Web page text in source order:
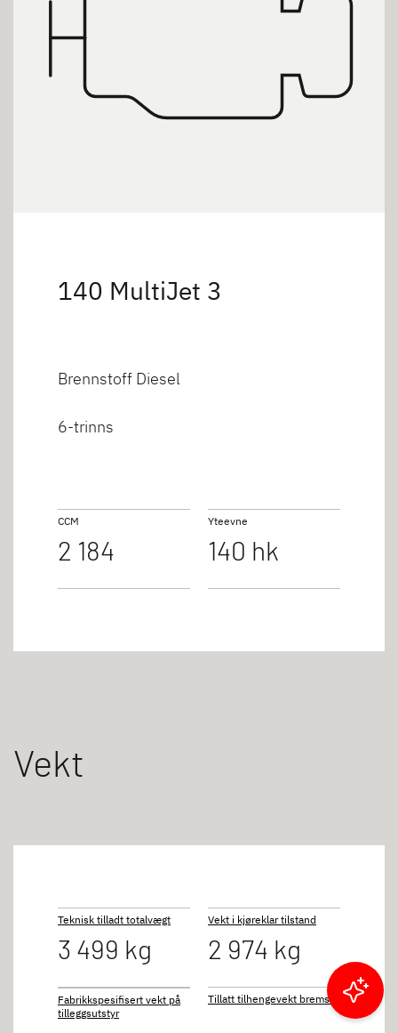
140 MultiJet 3
Brennstoff Diesel
6-trinns
CCM
2 184
Yteevne
140 hk
Vekt
Teknisk tilladt totalvægt
3 499 kg
Vekt i kjøreklar tilstand
2 974 kg
Fabrikkspesifisert vekt på
tilleggsutstyr
Tillatt tilhengevekt bremset
Filtrer resultater